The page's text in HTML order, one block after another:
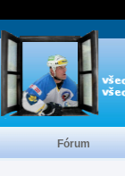
Fórum